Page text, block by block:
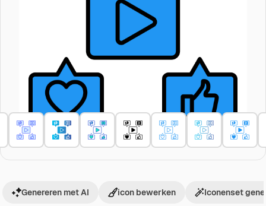
Genereren met AI icon bewerken Iconenset